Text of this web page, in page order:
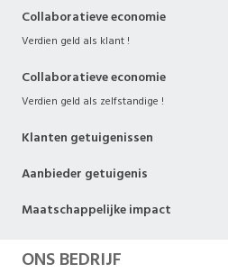
Collaboratieve economie
Verdien geld als klant !
Collaboratieve economie
Verdien geld als zelfstandige !
Klanten getuigenissen
Aanbieder getuigenis
Maatschappelijke impact
ONS BEDRIJF